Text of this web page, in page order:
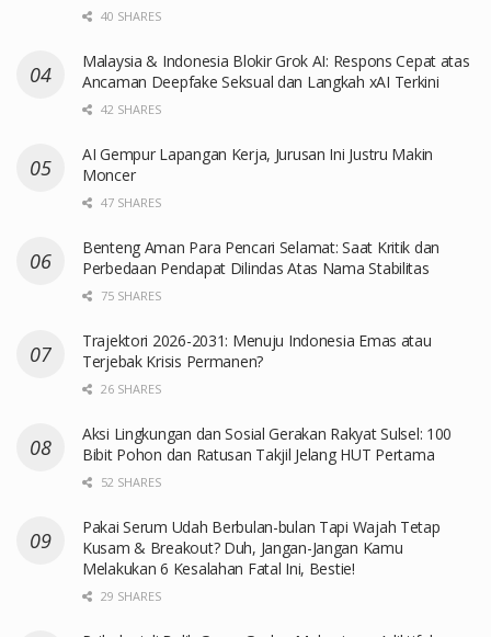
40 SHARES
Malaysia & Indonesia Blokir Grok AI: Respons Cepat atas
Ancaman Deepfake Seksual dan Langkah xAI Terkini
42 SHARES
AI Gempur Lapangan Kerja, Jurusan Ini Justru Makin
Moncer
47 SHARES
Benteng Aman Para Pencari Selamat: Saat Kritik dan
Perbedaan Pendapat Dilindas Atas Nama Stabilitas
75 SHARES
Trajektori 2026-2031: Menuju Indonesia Emas atau
Terjebak Krisis Permanen?
26 SHARES
Aksi Lingkungan dan Sosial Gerakan Rakyat Sulsel: 100
Bibit Pohon dan Ratusan Takjil Jelang HUT Pertama
52 SHARES
Pakai Serum Udah Berbulan-bulan Tapi Wajah Tetap
Kusam & Breakout? Duh, Jangan-Jangan Kamu
Melakukan 6 Kesalahan Fatal Ini, Bestie!
29 SHARES